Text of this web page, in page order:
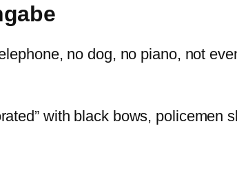
no dog, no piano, not
with black bows, policemen